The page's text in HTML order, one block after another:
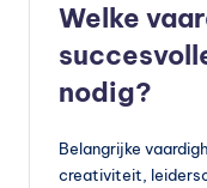
Welke
nodig?
Belangrijke
creativiteit,